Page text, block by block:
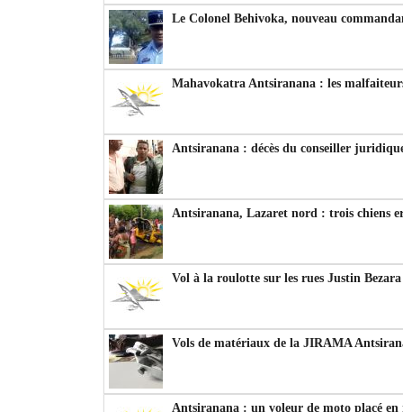
Le Colonel Behivoka, nouveau
Mahavokatra Antsiranana : les
Antsiranana : décès du conseiller
Antsiranana, Lazaret nord : trois chiens
Vol à la roulotte sur les rues Justin
Vols de matériaux de la JIRAMA
Antsiranana : un voleur de moto placé en